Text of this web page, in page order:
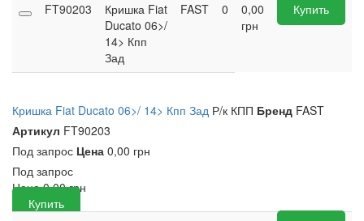
FT90203
Кришка Fiat
Ducato 06>/
14> Кпп
Зад
FAST 0
0,00
грн
Купить
Кришка Fiat Ducato 06>/ 14> Кпп Зад Р/к КПП Бренд FAST
Артикул FT90203
Под запрос Цена 0,00 грн
Под запрос
Цена 0,00грн
Купить